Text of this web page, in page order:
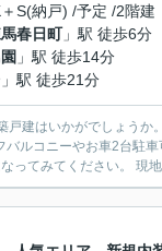
S(納戸) /予定 /2階建
春日町」駅 徒歩6分
」駅 徒歩14分
」駅 徒歩21分
建はいかがでしょう
ルコニーやお車2台駐
ントリーで収納も